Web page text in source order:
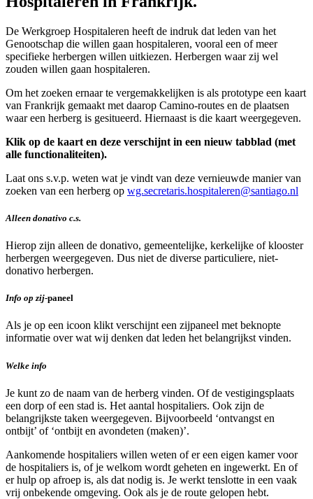
De Werkgroep Hospitaleren heeft de indruk dat leden van het
Genootschap die willen gaan hospitaleren, vooral een of meer
specifieke herbergen willen uitkiezen. Herbergen waar zij wel
zouden willen gaan hospitaleren.
Om het zoeken ernaar te vergemakkelijken is als prototype een kaart
van Frankrijk gemaakt met daarop Camino-routes en de plaatsen
waar een herberg is gesitueerd. Hiernaast is die kaart weergegeven.
Klik op de kaart en deze verschijnt in een nieuw tabblad (met
alle functionaliteiten).
Laat ons s.v.p. weten wat je vindt van deze vernieuwde manier van
zoeken van een herberg op wg.secretaris.hospitaleren@santiago.nl
Alleen donativo c.s.
Hierop zijn alleen de donativo, gemeentelijke, kerkelijke of klooster
herbergen weergegeven. Dus niet de diverse particuliere, niet-
donativo herbergen.
Info op zij-paneel
Als je op een icoon klikt verschijnt een zijpaneel met beknopte
informatie over wat wij denken dat leden het belangrijkst vinden.
Welke info
Je kunt zo de naam van de herberg vinden. Of de vestigingsplaats
een dorp of een stad is. Het aantal hospitaliers. Ook zijn de
belangrijkste taken weergegeven. Bijvoorbeeld ‘ontvangst en
ontbijt’ of ‘ontbijt en avondeten (maken)’.
Aankomende hospitaliers willen weten of er een eigen kamer voor
de hospitaliers is, of je welkom wordt geheten en ingewerkt. En of
er hulp op afroep is, als dat nodig is. Je werkt tenslotte in een vaak
vrij onbekende omgeving. Ook als je de route gelopen hebt.